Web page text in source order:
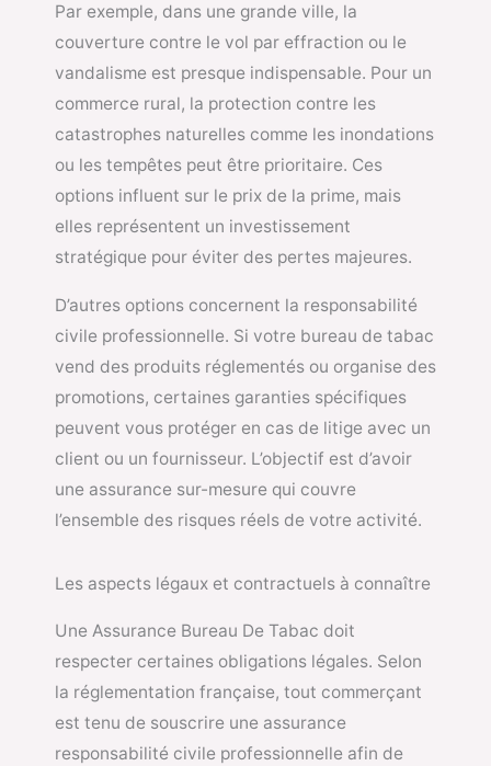
Par exemple, dans une grande ville, la
couverture contre le vol par effraction ou le
vandalisme est presque indispensable. Pour un
commerce rural, la protection contre les
catastrophes naturelles comme les inondations
ou les tempêtes peut être prioritaire. Ces
options influent sur le prix de la prime, mais
elles représentent un investissement
stratégique pour éviter des pertes majeures.
D’autres options concernent la responsabilité
civile professionnelle. Si votre bureau de tabac
vend des produits réglementés ou organise des
promotions, certaines garanties spécifiques
peuvent vous protéger en cas de litige avec un
client ou un fournisseur. L’objectif est d’avoir
une assurance sur-mesure qui couvre
l’ensemble des risques réels de votre activité.
Les aspects légaux et contractuels à connaître
Une Assurance Bureau De Tabac doit
respecter certaines obligations légales. Selon
la réglementation française, tout commerçant
est tenu de souscrire une assurance
responsabilité civile professionnelle afin de